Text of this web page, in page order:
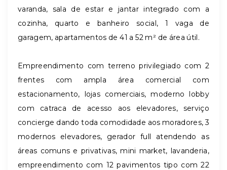
varanda, sala de estar e jantar integrado com a
cozinha, quarto e banheiro social, 1 vaga de
garagem, apartamentos de 41 a 52 m² de área útil.
Empreendimento com terreno privilegiado com 2
frentes com ampla área comercial com
estacionamento, lojas comerciais, moderno lobby
com catraca de acesso aos elevadores, serviço
concierge dando toda comodidade aos moradores, 3
modernos elevadores, gerador full atendendo as
áreas comuns e privativas, mini market, lavanderia,
empreendimento com 12 pavimentos tipo com 22